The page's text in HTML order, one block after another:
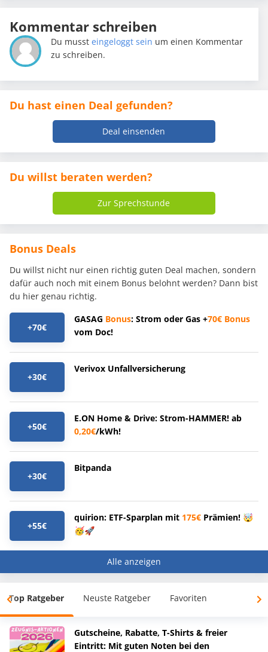
Kommentar schreiben
Du mussteingeloggt sein um einen Kommentar
zu schreiben.
Du hast einen Deal gefunden?
Deal einsenden
Du willst beraten werden?
Zur Sprechstunde
Bonus Deals
Du willst nicht nur einen richtig guten Deal machen, sondern
dafür auch noch mit einem Bonus belohnt werden? Dann bist
du hier genau richtig.
+70€
GASAG Bonus: Strom oder Gas +70€ Bonus
vom Doc!
+30€
Verivox Unfallversicherung
+50€
E.ON Home & Drive: Strom-HAMMER! ab
0,20€/kWh!
+30€
Bitpanda
+55€
quirion: ETF-Sparplan mit 175€ Prämien! 🤯
🥳🚀
Alle anzeigen
Top Ratgeber Neuste Ratgeber Favoriten
Gutscheine, Rabatte, T-Shirts & freier
Eintritt: Mit guten Noten bei den